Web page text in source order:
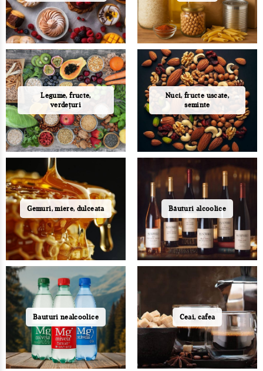
Legume, fructe,
verdețuri
Nuci, fructe uscate,
seminte
Gemuri, miere, dulceata Băuturi alcoolice
Bauturi nealcoolice Ceai, cafea